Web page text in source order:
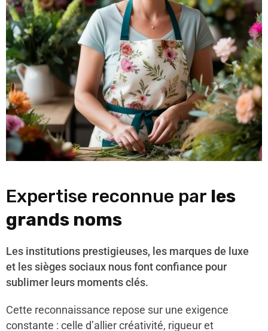
Expertise reconnue par les
grands noms
Les institutions prestigieuses, les marques de luxe
et les sièges sociaux nous font confiance pour
sublimer leurs moments clés.
Cette reconnaissance repose sur une exigence
constante : celle d’allier créativité, rigueur et